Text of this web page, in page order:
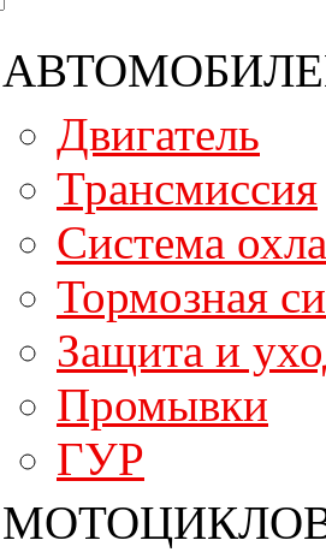
Двигатель
Трансмиссия
Система
Тормозная
Защита и
Промывки
ГУР